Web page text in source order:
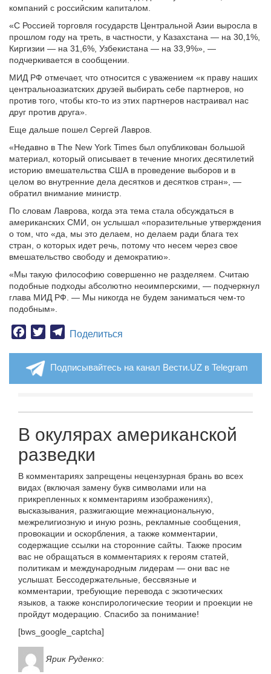
компаний с российским капиталом.
«С Россией торговля государств Центральной Азии выросла в
прошлом году на треть, в частности, у Казахстана — на 30,1%,
Киргизии — на 31,6%, Узбекистана — на 33,9%», —
подчеркивается в сообщении.
МИД РФ отмечает, что относится с уважением «к праву наших
центральноазиатских друзей выбирать себе партнеров, но
против того, чтобы кто-то из этих партнеров настраивал нас
друг против друга».
Еще дальше пошел Сергей Лавров.
«Недавно в The New York Times был опубликован большой
материал, который описывает в течение многих десятилетий
историю вмешательства США в проведение выборов и в
целом во внутренние дела десятков и десятков стран», —
обратил внимание министр.
По словам Лаврова, когда эта тема стала обсуждаться в
американских СМИ, он услышал «поразительные утверждения
о том, что «да, мы это делаем, но делаем ради блага тех
стран, о которых идет речь, потому что несем через свое
вмешательство свободу и демократию».
«Мы такую философию совершенно не разделяем. Считаю
подобные подходы абсолютно неоимперскими, — подчеркнул
глава МИД РФ. — Мы никогда не будем заниматься чем-то
подобным».
Facebook
TwitterTelegram
Поделиться
Подписывайтесь на канал Вести.UZ в Telegram
В окулярах американской
разведки
В комментариях запрещены нецензурная брань во всех
видах (включая замену букв символами или на
прикрепленных к комментариям изображениях),
высказывания, разжигающие межнациональную,
межрелигиозную и иную рознь, рекламные сообщения,
провокации и оскорбления, а также комментарии,
содержащие ссылки на сторонние сайты. Также просим
вас не обращаться в комментариях к героям статей,
политикам и международным лидерам — они вас не
услышат. Бессодержательные, бессвязные и
комментарии, требующие перевода с экзотических
языков, а также конспирологические теории и проекции не
пройдут модерацию. Спасибо за понимание!
[bws_google_captcha]
Ярик Руденко: